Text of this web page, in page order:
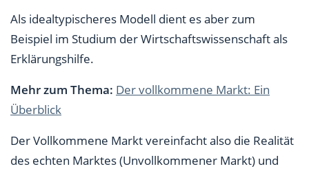
Als idealtypischeres Modell dient es aber zum
Beispiel im Studium der Wirtschaftswissenschaft als
Erklärungshilfe.
Mehr zum Thema: Der vollkommene Markt: Ein
Überblick
Der Vollkommene Markt vereinfacht also die Realität
des echten Marktes (Unvollkommener Markt) und